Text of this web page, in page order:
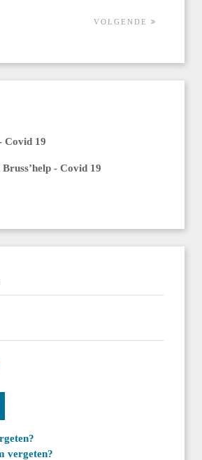
VOLGENDE
Covid 19
- Covid 19
vergeten?